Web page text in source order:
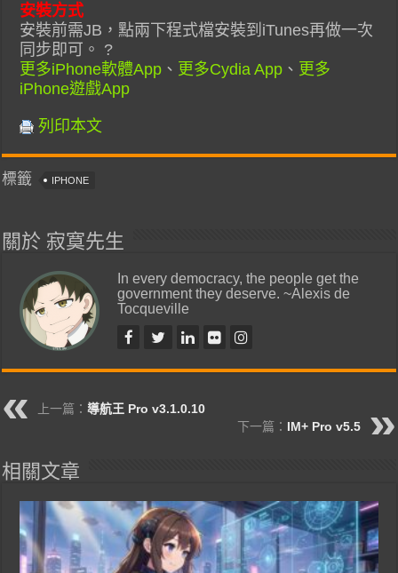
安裝方式
安裝前需JB，點兩下程式檔安裝到iTunes再做一次
同步即可。 ?
更多iPhone軟體App 、 更多Cydia App 、 更多
iPhone遊戲App
列印本文
標籤 IPHONE
關於 寂寞先生
In every democracy, the people get the
government they deserve. ~Alexis de
Tocqueville
上一篇：導航王 Pro v3.1.0.10
下一篇： IM+ Pro v5.5
相關文章